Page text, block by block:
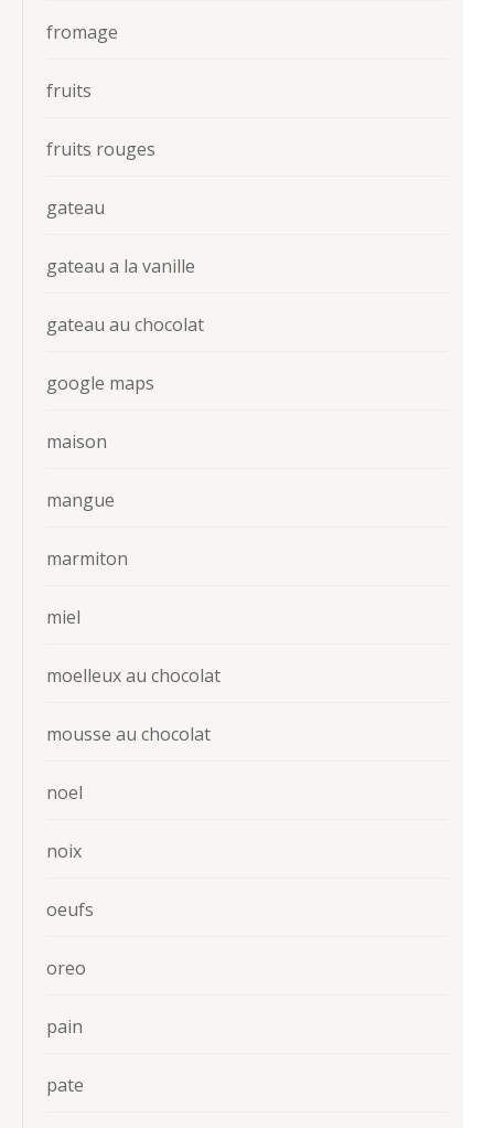
fromage
fruits
fruits rouges
gateau
gateau a la vanille
gateau au chocolat
google maps
maison
mangue
marmiton
miel
moelleux au chocolat
mousse au chocolat
noel
noix
oeufs
oreo
pain
pate